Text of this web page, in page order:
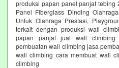
produksi papan panel panjat tebing
Panel Fiberglass Dinding
Untuk Olahraga Prestasi,
terkait dengan produksi wall
papan panjat jual wall climbing
pembuatan wall climbing jasa
wall climbing cara membuat wall
climbing